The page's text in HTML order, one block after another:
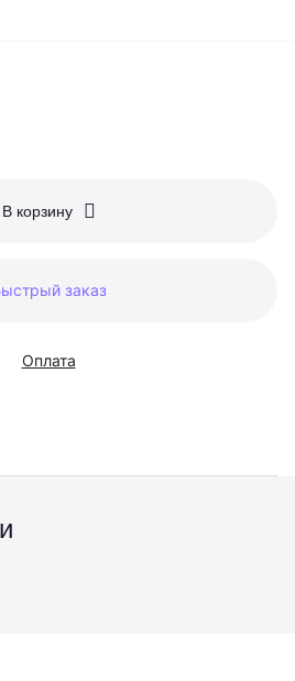
В корзину
заказ
Оплата